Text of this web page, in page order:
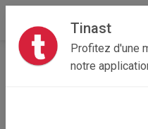
Tinast
Profitez d'une
notre
Accueil Recherche